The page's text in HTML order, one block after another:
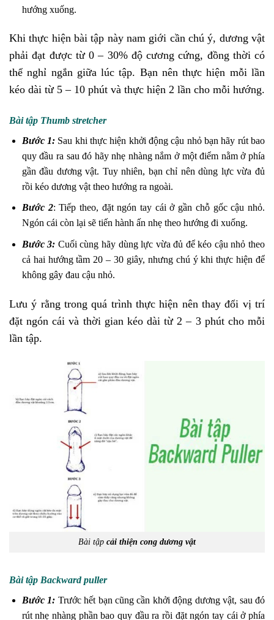
hướng xuống.
Khi thực hiện bài tập này nam giới cần chú ý, dương vật
phải đạt được từ 0 – 30% độ cương cứng, đồng thời có
thể nghỉ ngắn giữa lúc tập. Bạn nên thực hiện mỗi lần
kéo dài từ 5 – 10 phút và thực hiện 2 lần cho mỗi hướng.
Bài tập Thumb stretcher
Bước 1: Sau khi thực hiện khởi động cậu nhỏ bạn hãy rút bao
quy đầu ra sau đó hãy nhẹ nhàng nắm ở một điểm nằm ở phía
gần đầu dương vật. Tuy nhiên, bạn chỉ nên dùng lực vừa đủ
rồi kéo dương vật theo hướng ra ngoài.
Bước 2: Tiếp theo, đặt ngón tay cái ở gần chỗ gốc cậu nhỏ.
Ngón cái còn lại sẽ tiến hành ấn nhẹ theo hướng đi xuống.
Bước 3: Cuối cùng hãy dùng lực vừa đủ để kéo cậu nhỏ theo
cả hai hướng tầm 20 – 30 giây, nhưng chú ý khi thực hiện để
không gây đau cậu nhỏ.
Lưu ý rằng trong quá trình thực hiện nên thay đổi vị trí
đặt ngón cái và thời gian kéo dài từ 2 – 3 phút cho mỗi
lần tập.
Bài tập cải thiện cong dương vật
Bài tập Backward puller
Bước 1: Trước hết bạn cũng cần khởi động dương vật, sau đó
rút nhẹ nhàng phần bao quy đầu ra rồi đặt ngón tay cái ở phía